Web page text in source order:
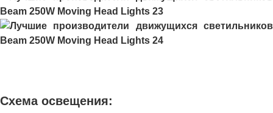
Схема освещения: